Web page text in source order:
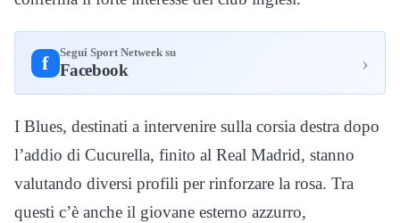
f Segui Sport Netweek su
Facebook ›
I Blues, destinati a intervenire sulla corsia destra dopo
l’addio di Cucurella, finito al Real Madrid, stanno
valutando diversi profili per rinforzare la rosa. Tra
questi c’è anche il giovane esterno azzurro,